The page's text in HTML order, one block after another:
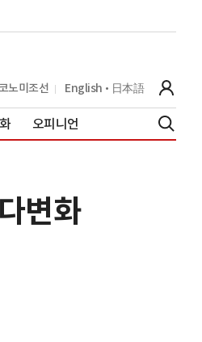
노미조선 English 日本語
오피니언
변화